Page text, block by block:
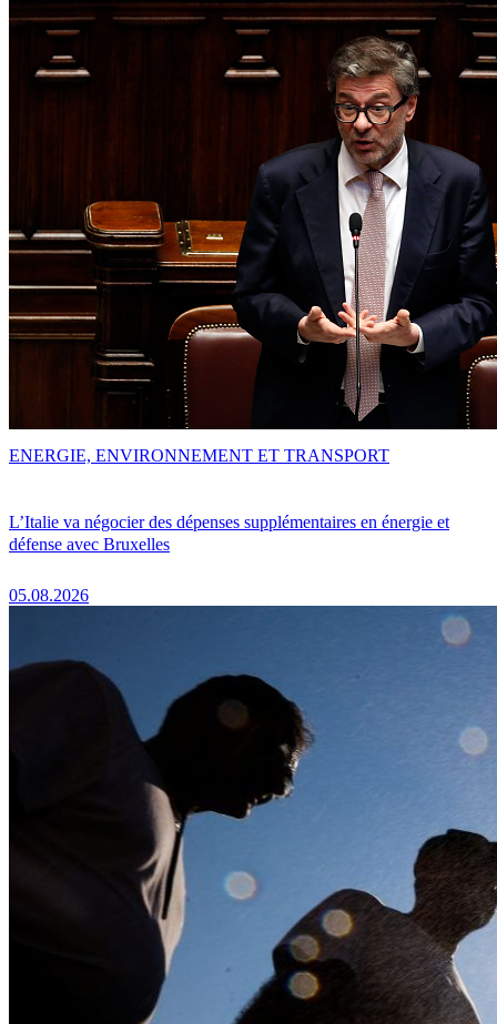
L’Italie va négocier des dépenses supplémentaires en énergie et
défense avec Bruxelles
05.08.2026
ENERGIE, ENVIRONNEMENT ET TRANSPORT